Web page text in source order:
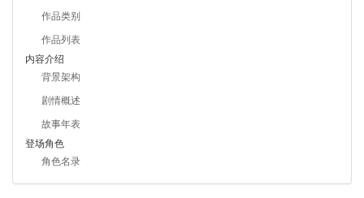
作品类别
作品列表
内容介绍
背景架构
剧情概述
故事年表
登场角色
角色名录